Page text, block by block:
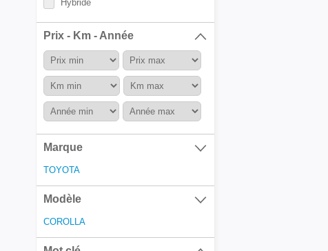
Hybride
Prix - Km - Année
Marque
TOYOTA
Modèle
COROLLA